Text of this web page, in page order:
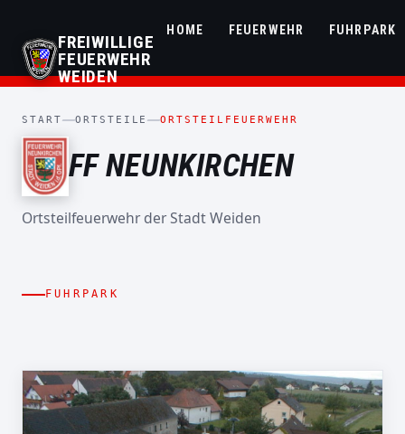
FREIWILLIGE
FEUERWEHR
WEIDEN
HOME FEUERWEHR FUHRPARK
START ORTSTEILE ORTSTEILFEUERWEHR
FF NEUNKIRCHEN
Ortsteilfeuerwehr der Stadt Weiden
FUHRPARK
FLORIAN NEUNKIRCHEN 40/1
ANHÄNGER